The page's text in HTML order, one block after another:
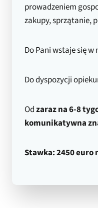
prowadzeniem
zakupy, sprzątanie,
Do Pani wstaje się
Do dyspozycji
Odzaraz na 6-8
komunikatywna
Stawka: 2450